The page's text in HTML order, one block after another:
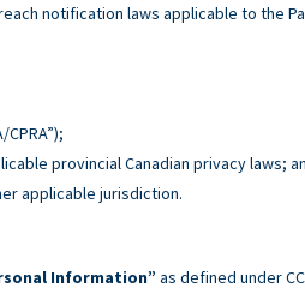
notification laws applicable to the
provincial Canadian privacy laws;
applicable jurisdiction.
Information” as defined under